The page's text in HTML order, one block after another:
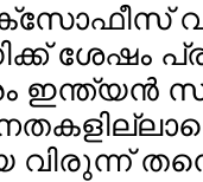
ശേഷം
ഇന്ത്യന്‍